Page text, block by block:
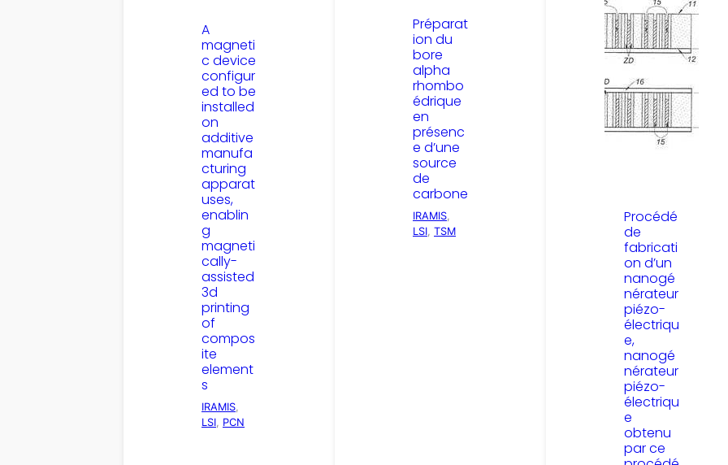
A
magneti
c device
configur
ed to be
installed
on
additive
manufa
cturing
apparat
uses,
enablin
g
magneti
cally-
assisted
3d
printing
of
compos
ite
element
s
IRAMIS
LSI PCN
Préparat
ion du
bore
alpha
rhombo
édrique
en
présenc
e d’une
source
de
carbone
IRAMIS
LSI TSM
Procédé
de
fabricati
on d’un
nanogé
nérateur
piézo-
électriqu
e,
nanogé
nérateur
piézo-
électriqu
e
obtenu
par ce